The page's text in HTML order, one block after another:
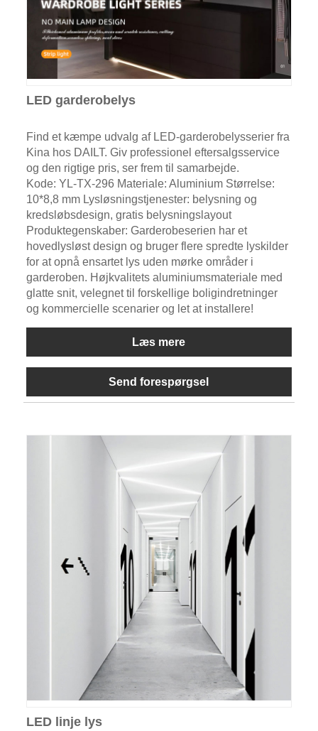
LED garderobelys
Find et kæmpe udvalg af LED-garderobelysserier fra
Kina hos DAILT. Giv professionel eftersalgsservice
og den rigtige pris, ser frem til samarbejde.
Kode: YL-TX-296 Materiale: Aluminium Størrelse:
10*8,8 mm Lysløsningstjenester: belysning og
kredsløbsdesign, gratis belysningslayout
Produktegenskaber: Garderobeserien har et
hovedlysløst design og bruger flere spredte lyskilder
for at opnå ensartet lys uden mørke områder i
garderoben. Højkvalitets aluminiumsmateriale med
glatte snit, velegnet til forskellige boligindretninger
og kommercielle scenarier og let at installere!
Læs mere
Send forespørgsel
LED linje lys